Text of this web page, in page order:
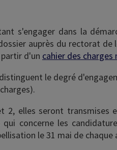
s'engager dans la
auprès du rectorat de
d'un cahier des charges
le degré
2, elles seront transmises
concerne les
le 31 mai de chaque